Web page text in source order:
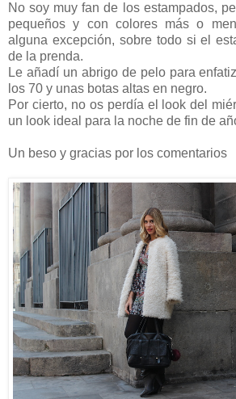
No soy muy fan de los estampados,
pequeños y con colores más o
alguna excepción, sobre todo si el
de la prenda.
Le añadí un abrigo de pelo para
los 70 y unas botas altas en negro.
Por cierto, no os perdía el look del
un look ideal para la noche de fin de
Un beso y gracias por los comentarios